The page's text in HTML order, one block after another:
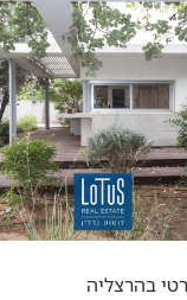
בהרצליה